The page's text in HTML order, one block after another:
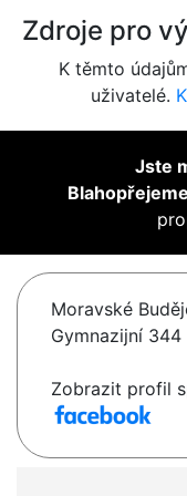
Zdroje pro
K těmto
uživatelé.
Jste
Moravské
Gymnazijní 344
Zobrazit profil